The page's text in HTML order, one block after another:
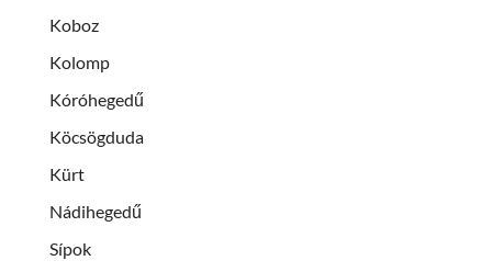
Koboz
Kolomp
Kóróhegedű
Köcsögduda
Kürt
Nádihegedű
Sípok